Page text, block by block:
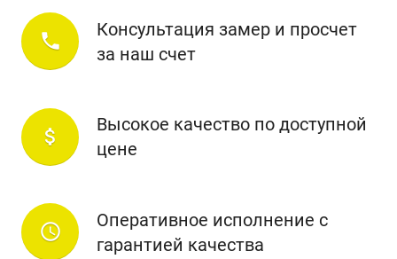
phone
Консультация замер и просчет
за наш счет
attach_money
Высокое качество по доступной
цене
access_time
Оперативное исполнение с
гарантией качества